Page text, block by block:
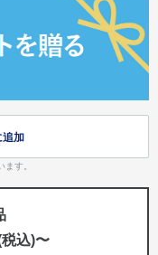
追加
す。
込)〜